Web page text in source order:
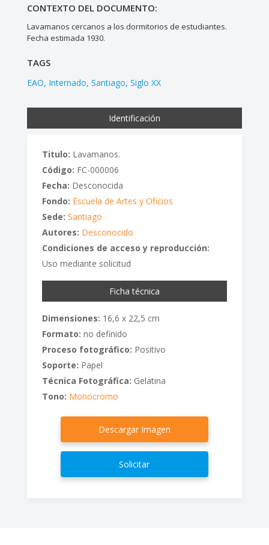
CONTEXTO DEL DOCUMENTO:
Lavamanos cercanos a los dormitorios de estudiantes.
Fecha estimada 1930.
TAGS
EAO Internado Santiago Siglo XX
Identificación
Titulo: Lavamanos.
Código: FC-000006
Fecha: Desconocida
Fondo: Escuela de Artes y Oficios
Sede: Santiago
Autores: Desconocido
Condiciones de acceso y reproducción:
Uso mediante solicitud
Ficha técnica
Dimensiones: 16,6 x 22,5 cm
Formato: no definido
Proceso fotográfico: Positivo
Soporte: Papel
Técnica Fotográfica: Gelatina
Tono: Monocromo
Descargar Imagen
Solicitar